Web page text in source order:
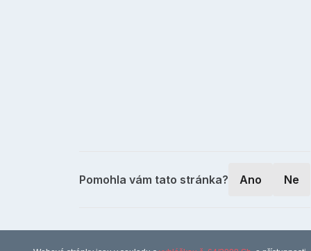
Pomohla vám tato stránka? Ano Ne